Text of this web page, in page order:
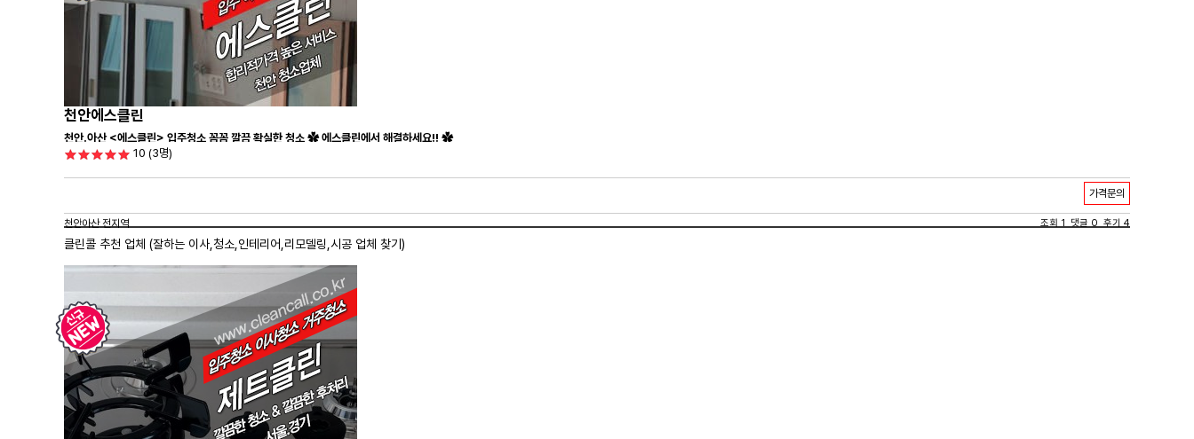
천안에스클린
천안.아산 <에스클린> 입주청소 꼼꼼 깔끔 확실한 청소 ✿ 에스클린에서 해결하세요!! ✿
10 (3명)
가격문의
천안아산 전지역 조회 1 댓글 0 후기 4
클린콜 추천 업체 (잘하는 이사, 청소 ,인테리어,리모델링,시공 업체 찾기)